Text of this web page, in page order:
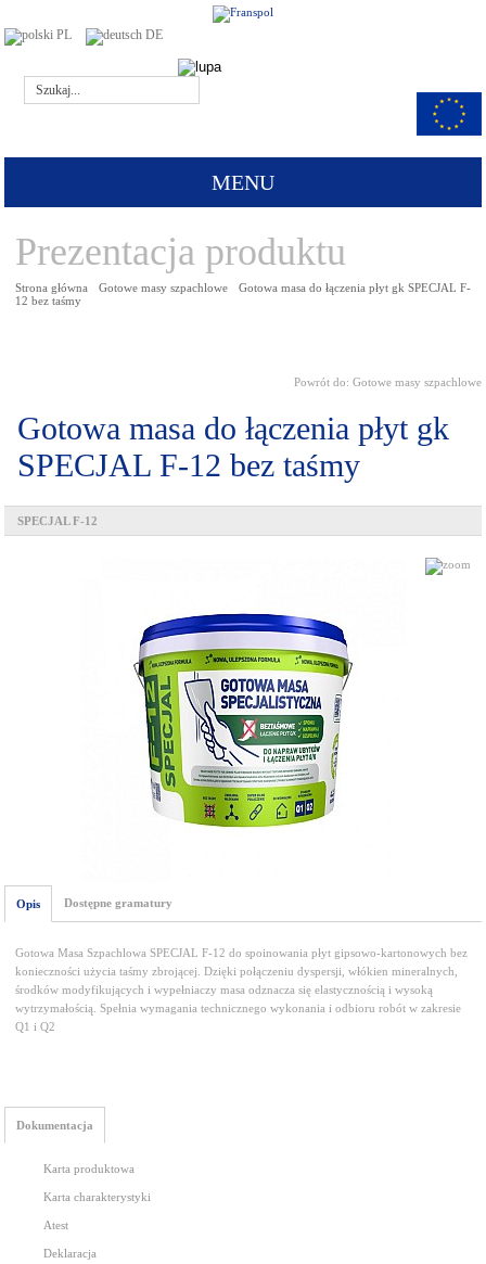
PL DE
MENU
Prezentacja produktu
Strona główna Gotowe masy szpachlowe
Gotowa masa do łączenia płyt gk SPECJAL F-
12 bez taśmy
Powrót do: Gotowe masy szpachlowe
Gotowa masa do łączenia płyt gk
SPECJAL F-12 bez taśmy
SPECJAL F-12
Opis Dostępne gramatury
Gotowa Masa Szpachlowa SPECJAL F-12 do spoinowania płyt gipsowo-kartonowych bez
konieczności użycia taśmy zbrojącej. Dzięki połączeniu dyspersji, włókien mineralnych,
środków modyfikujących i wypełniaczy masa odznacza się elastycznością i wysoką
wytrzymałością. Spełnia wymagania technicznego wykonania i odbioru robót w zakresie
Q1 i Q2
Dokumentacja
Karta produktowa
Karta charakterystyki
Atest
Deklaracja